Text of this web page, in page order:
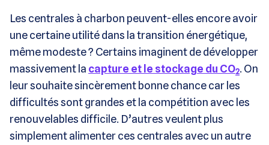
Les centrales à charbon peuvent-elles encore avoir
une certaine utilité dans la transition énergétique,
même modeste ? Certains imaginent de développer
massivement la capture et le stockage du CO2. On
leur souhaite sincèrement bonne chance car les
difficultés sont grandes et la compétition avec les
renouvelables difficile. D’autres veulent plus
simplement alimenter ces centrales avec un autre